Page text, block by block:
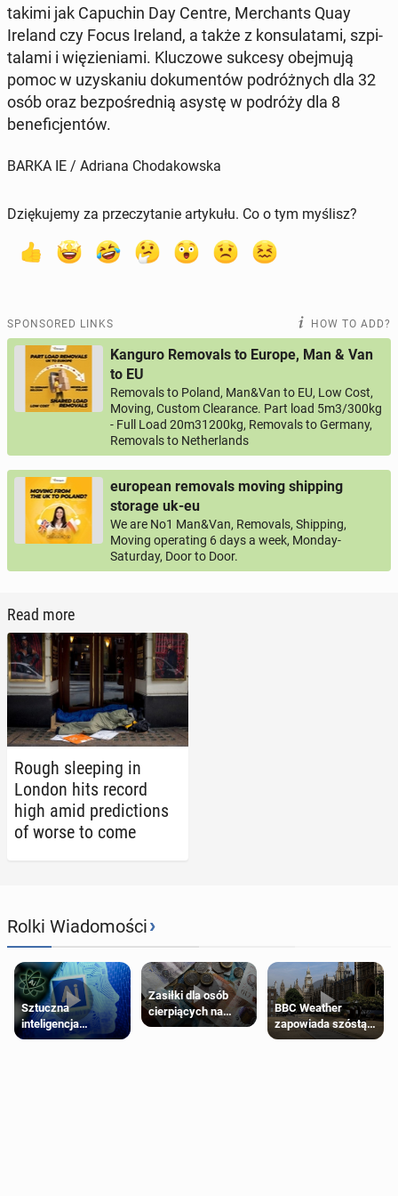
takimi jak Ca­puchin Day Centre, Mer­chants Quay
Ireland czy Focus Ireland, a także z kon­sulata­mi, szpi­
ta­la­mi i więzieni­a­mi. Kluc­zowe sukcesy obe­j­mu­ją
pomoc w uzyska­niu doku­men­tów po­dróżnych dla 32
osób oraz bezpośred­nią asystę w podróży dla 8
benefic­jen­tów.
BARKA IE / Adriana Chodakowska
Dziękujemy za przeczytanie artykułu. Co o tym myślisz?
SPONSORED LINKS HOW TO ADD?
Kanguro Removals to Europe, Man & Van
to EU
Removals to Poland, Man&Van to EU, Low Cost,
Moving, Custom Clearance. Part load 5m3/300kg
- Full Load 20m31200kg, Removals to Germany,
Removals to Netherlands
european removals moving shipping
storage uk-eu
We are No1 Man&Van, Removals, Shipping,
Moving operating 6 days a week, Monday-
Saturday, Door to Door.
Read more
Rough sleep­ing in
London hits record
high amid pre­dic­tions
of worse to come
Rolki Wiadomości›
Sztuczna
inteligencja
próbowała oszukać
Zasiłki dla osób
cierpiących na
schorzenia
BBC Weather
zapowiada szóstą
falę upałów w